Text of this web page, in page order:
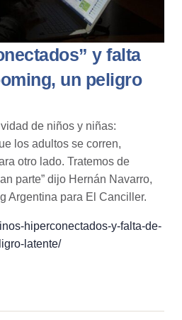
y falta
un peligro
de niños y niñas:
los adultos se corren,
otro lado. Tratemos de
parte” dijo Hernán Navarro,
Argentina para El Canciller.
hiperconectados-y-falta-de-
latente/